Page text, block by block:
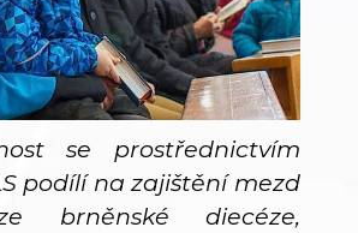
se prostřednictvím
podílí na zajištění mezd
brněnské diecéze,